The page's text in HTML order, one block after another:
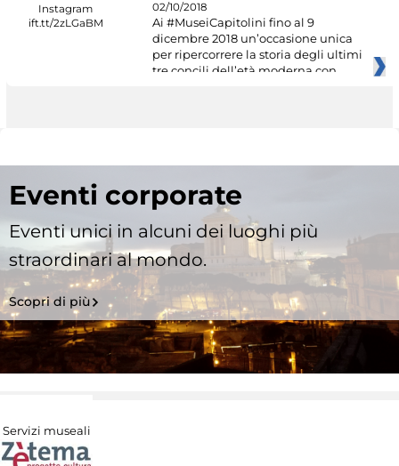
02/10/2018
Ai #MuseiCapitolini fino al 9
dicembre 2018 un’occasione unica
per ripercorrere la storia degli ultimi
tre concili dell’età moderna con
Eventi corporate
Eventi unici in alcuni dei luoghi più
straordinari al mondo.
Scopri di più
Servizi museali